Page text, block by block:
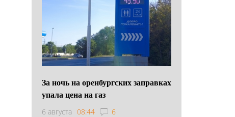
За ночь на оренбургских заправках
упала цена на газ
6 августа 08:44 6